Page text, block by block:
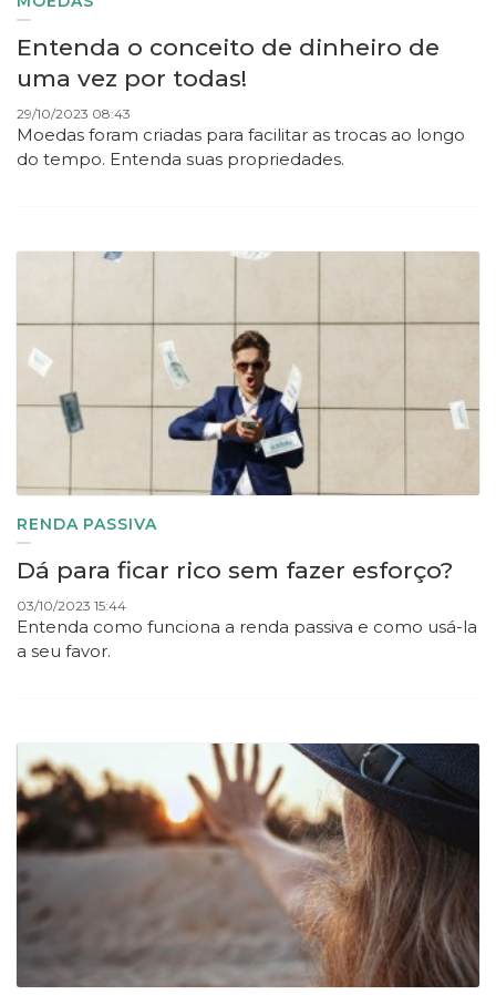
Entenda o conceito de dinheiro de
uma vez por todas!
29/10/2023 08:43
Moedas foram criadas para facilitar as trocas ao longo
do tempo. Entenda suas propriedades.
RENDA PASSIVA
Dá para ficar rico sem fazer esforço?
03/10/2023 15:44
Entenda como funciona a renda passiva e como usá-la
a seu favor.